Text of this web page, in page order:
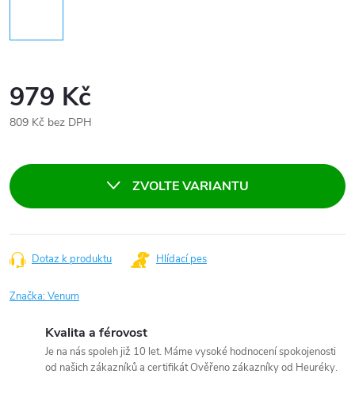
979 Kč
809 Kč bez DPH
ZVOLTE VARIANTU
Dotaz k produktu Hlídací pes
Značka:Venum
Kvalita a férovost
Je na nás spoleh již 10 let. Máme vysoké hodnocení spokojenosti
od našich zákazníků a certifikát Ověřeno zákazníky od Heuréky.